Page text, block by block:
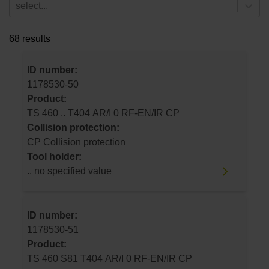
select...
68 results
ID number:
1178530-50
Product:
TS 460 .. T404 AR/I 0 RF-EN/IR CP
Collision protection:
CP Collision protection
Tool holder:
.. no specified value
ID number:
1178530-51
Product:
TS 460 S81 T404 AR/I 0 RF-EN/IR CP